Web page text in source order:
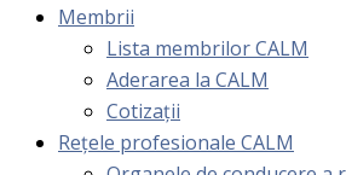
Membrii
Lista membrilor CALM
Aderarea la CALM
Cotizaţii
Rețele profesionale CALM